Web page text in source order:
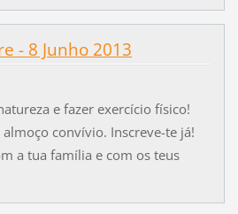
- 8 Junho 2013
e fazer exercício físico!
convívio. Inscreve-te já!
a tua família e com os teus